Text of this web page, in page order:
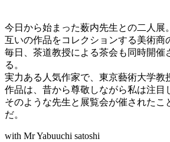
今日から始まった薮内先生との二人展。
互いの作品をコレクションする美術商
毎日、茶道教授による茶会も同時開催
る。
実力ある人気作家で、東京藝術大学教
作品は、昔から尊敬しながら私は注目
そのような先生と展覧会が催されたこ
だ。
with Mr Yabuuchi satoshi